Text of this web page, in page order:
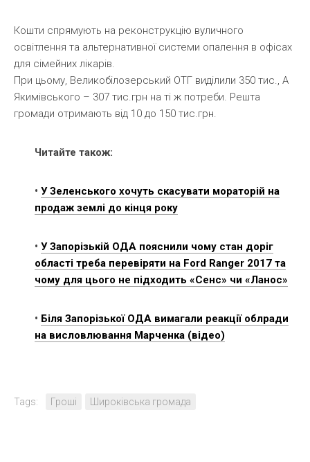
Кошти спрямують на реконструкцію вуличного
освітлення та альтернативної системи опалення в офісах
для сімейних лікарів.
При цьому, Великобілозерський ОТГ виділили 350 тис., А
Якимівського – 307 тис.грн на ті ж потреби. Решта
громади отримають від 10 до 150 тис.грн.
Читайте також:
• У Зеленського хочуть скасувати мораторій на
продаж землі до кінця року
• У Запорізькій ОДА пояснили чому стан доріг
області треба перевіряти на Ford Ranger 2017 та
чому для цього не підходить «Сенс» чи «Ланос»
• Біля Запорізької ОДА вимагали реакції облради
на висловлювання Марченка (відео)
Tags: Гроші Широківська громада